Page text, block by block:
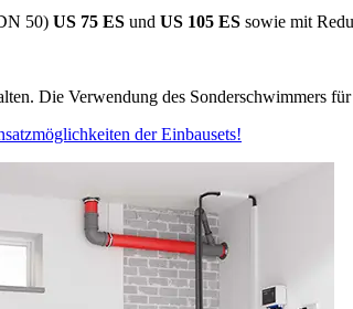
50) US 75 ES und US 105 ES sowie mit
Die Verwendung des Sonderschwimmers
der Einbausets!